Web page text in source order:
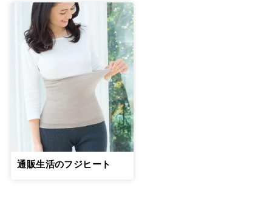
通販生活のフジヒート